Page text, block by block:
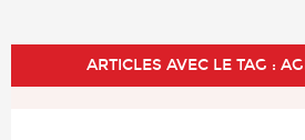
ARTICLES AVEC LE TAG :